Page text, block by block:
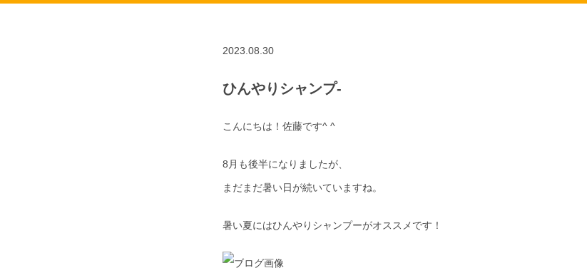
2023.08.30
ひんやりシャンプ-
こんにちは！佐藤です^ ^
8月も後半になりましたが、
まだまだ暑い日が続いていますね。
暑い夏にはひんやりシャンプーがオススメです！